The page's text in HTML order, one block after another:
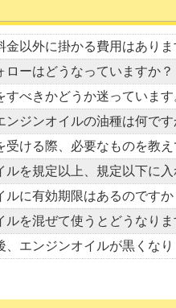
金以外に掛かる費用はあり
ローはどうなっていますか？
すべきかどうか迷っています
ンジンオイルの油種は何で
受ける際、必要なものを教
ルを規定以上、規定以下に
ルに有効期限はあるのですか
ルを混ぜて使うとどうなり
、エンジンオイルが黒くな